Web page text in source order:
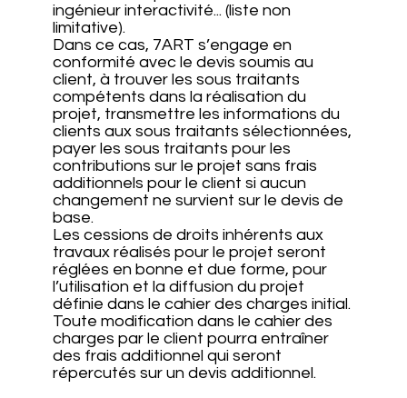
ingénieur interactivité... (liste non
limitative).
Dans ce cas, 7ART s’engage en
conformité avec le devis soumis au
client, à trouver les sous traitants
compétents dans la réalisation du
projet, transmettre les informations du
clients aux sous traitants sélectionnées,
payer les sous traitants pour les
contributions sur le projet sans frais
additionnels pour le client si aucun
changement ne survient sur le devis de
base.
Les cessions de droits inhérents aux
travaux réalisés pour le projet seront
réglées en bonne et due forme, pour
l’utilisation et la diffusion du projet
définie dans le cahier des charges initial.
Toute modification dans le cahier des
charges par le client pourra entraîner
des frais additionnel qui seront
répercutés sur un devis additionnel.